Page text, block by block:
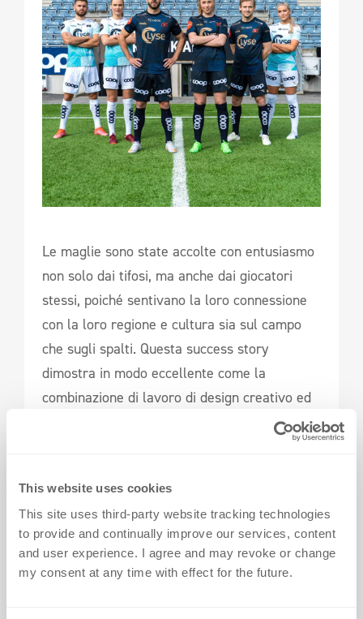
This website uses cookies
This site uses third-party website tracking technologies
to provide and continually improve our services, content
and user experience. I agree and may revoke or change
my consent at any time with effect for the future.
Le maglie sono state accolte con entusiasmo
non solo dai tifosi, ma anche dai giocatori
stessi, poiché sentivano la loro connessione
con la loro regione e cultura sia sul campo
che sugli spalti. Questa success story
dimostra in modo eccellente come la
combinazione di lavoro di design creativo ed
esperienza tecnica abbia creato una maglia
di una maglia moderna.
Sei pronto a portare il design della maglia
del tuo club al livello successivo?